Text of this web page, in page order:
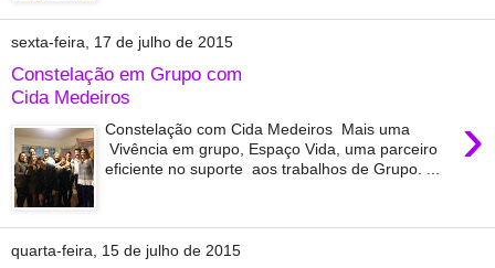
sexta-feira, 17 de julho de 2015
Constelação em Grupo com
Cida Medeiros
›
Constelação com Cida Medeiros Mais uma
Vivência em grupo, Espaço Vida, uma parceiro
eficiente no suporte aos trabalhos de Grupo. ...
quarta-feira, 15 de julho de 2015